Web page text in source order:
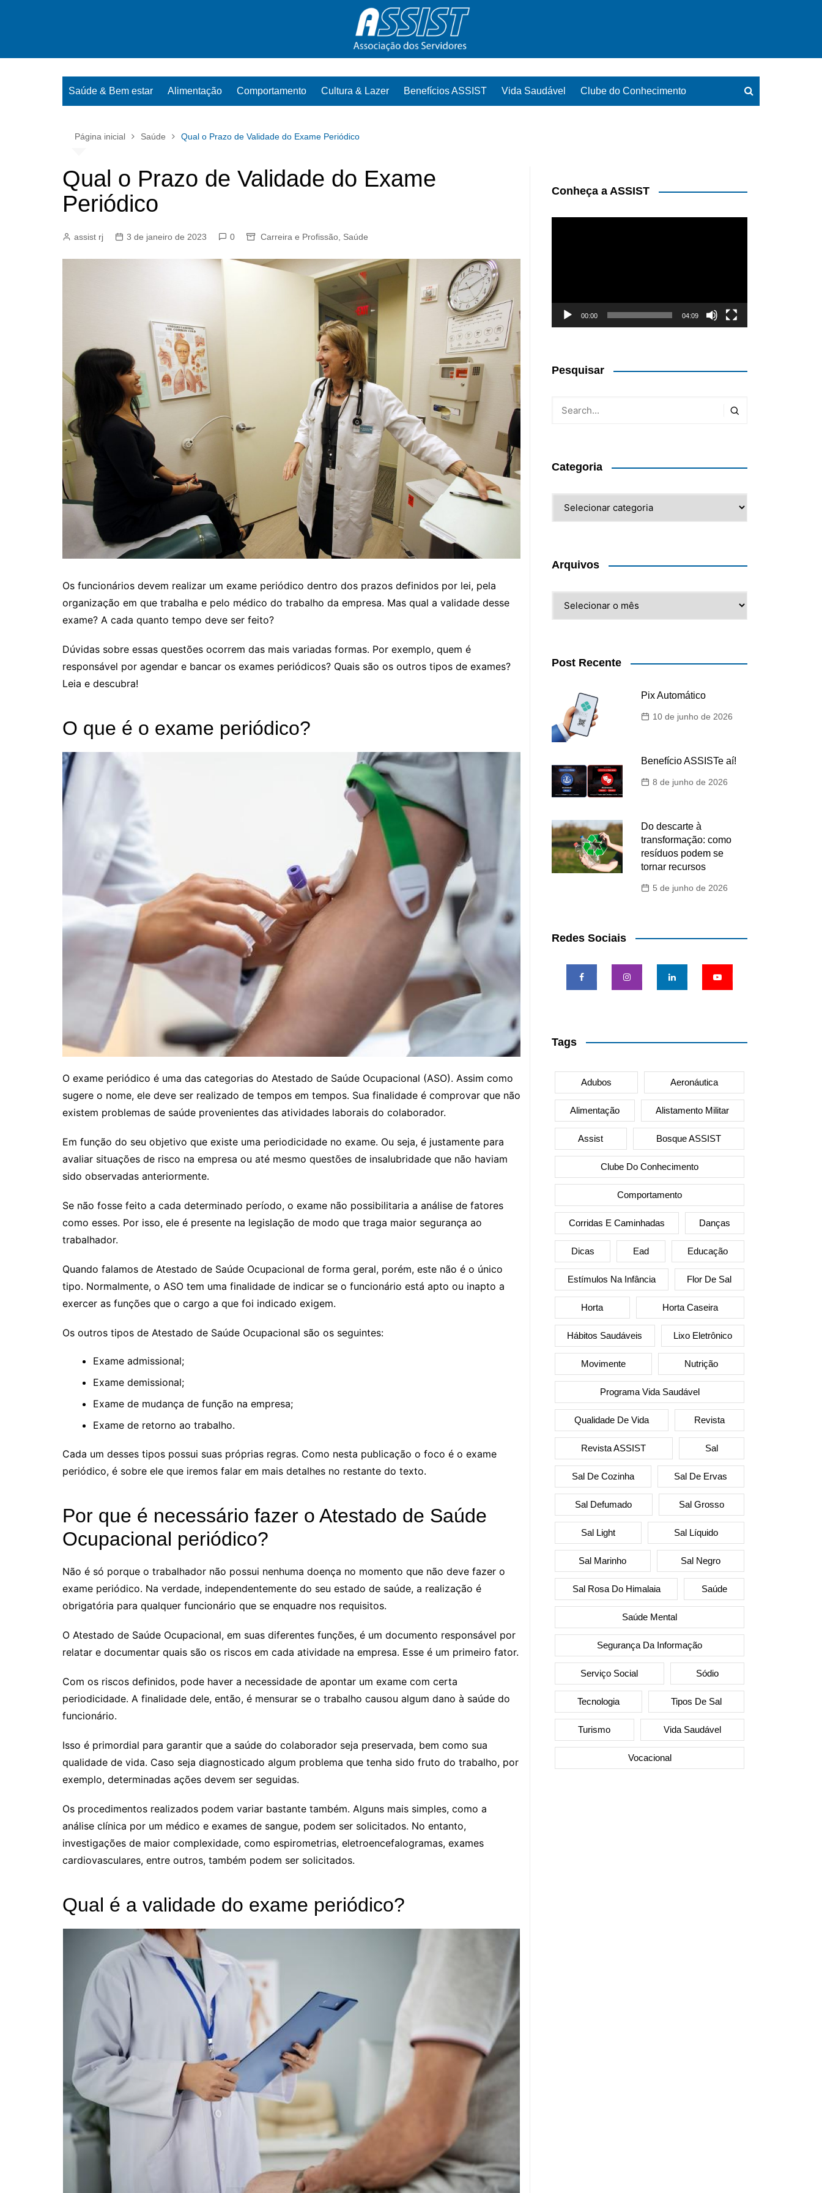
Saúde & Bem estar Alimentação Comportamento Cultura & Lazer Benefícios ASSIST Vida Saudável Clube do Conhecimento
Página inicial Saúde Qual o Prazo de Validade do Exame Periódico
Qual o Prazo de Validade do Exame
Periódico
assist rj 3 de janeiro de 2023 0 Carreira e Profissão Saúde
Os funcionários devem realizar um exame periódico dentro dos prazos definidos por lei, pela
organização em que trabalha e pelo médico do trabalho da empresa. Mas qual a validade desse
exame? A cada quanto tempo deve ser feito?
Dúvidas sobre essas questões ocorrem das mais variadas formas. Por exemplo, quem é
responsável por agendar e bancar os exames periódicos? Quais são os outros tipos de exames?
Leia e descubra!
O que é o exame periódico?
O exame periódico é uma das categorias do Atestado de Saúde Ocupacional (ASO). Assim como
sugere o nome, ele deve ser realizado de tempos em tempos. Sua finalidade é comprovar que não
existem problemas de saúde provenientes das atividades laborais do colaborador.
Em função do seu objetivo que existe uma periodicidade no exame. Ou seja, é justamente para
avaliar situações de risco na empresa ou até mesmo questões de insalubridade que não haviam
sido observadas anteriormente.
Se não fosse feito a cada determinado período, o exame não possibilitaria a análise de fatores
como esses. Por isso, ele é presente na legislação de modo que traga maior segurança ao
trabalhador.
Quando falamos de Atestado de Saúde Ocupacional de forma geral, porém, este não é o único
tipo. Normalmente, o ASO tem uma finalidade de indicar se o funcionário está apto ou inapto a
exercer as funções que o cargo a que foi indicado exigem.
Os outros tipos de Atestado de Saúde Ocupacional são os seguintes:
Exame admissional;
Exame demissional;
Exame de mudança de função na empresa;
Exame de retorno ao trabalho.
Cada um desses tipos possui suas próprias regras. Como nesta publicação o foco é o exame
periódico, é sobre ele que iremos falar em mais detalhes no restante do texto.
Por que é necessário fazer o Atestado de Saúde
Ocupacional periódico?
Não é só porque o trabalhador não possui nenhuma doença no momento que não deve fazer o
exame periódico. Na verdade, independentemente do seu estado de saúde, a realização é
obrigatória para qualquer funcionário que se enquadre nos requisitos.
O Atestado de Saúde Ocupacional, em suas diferentes funções, é um documento responsável por
relatar e documentar quais são os riscos em cada atividade na empresa. Esse é um primeiro fator.
Com os riscos definidos, pode haver a necessidade de apontar um exame com certa
periodicidade. A finalidade dele, então, é mensurar se o trabalho causou algum dano à saúde do
funcionário.
Isso é primordial para garantir que a saúde do colaborador seja preservada, bem como sua
qualidade de vida. Caso seja diagnosticado algum problema que tenha sido fruto do trabalho, por
exemplo, determinadas ações devem ser seguidas.
Os procedimentos realizados podem variar bastante também. Alguns mais simples, como a
análise clínica por um médico e exames de sangue, podem ser solicitados. No entanto,
investigações de maior complexidade, como espirometrias, eletroencefalogramas, exames
cardiovasculares, entre outros, também podem ser solicitados.
Qual é a validade do exame periódico?
Conheça a ASSIST
00:00 04:09
Pesquisar
Categoria
Arquivos
Post Recente
Pix Automático
10 de junho de 2026
Benefício ASSISTe aí!
8 de junho de 2026
Do descarte à
transformação: como
resíduos podem se
tornar recursos
5 de junho de 2026
Redes Sociais
Tags
Adubos Aeronáutica
Alimentação Alistamento Militar
Assist Bosque ASSIST
Clube Do Conhecimento
Comportamento
Corridas E Caminhadas Danças
Dicas Ead Educação
Estímulos Na Infância Flor De Sal
Horta Horta Caseira
Hábitos Saudáveis Lixo Eletrônico
Movimente Nutrição
Programa Vida Saudável
Qualidade De Vida Revista
Revista ASSIST Sal
Sal De Cozinha Sal De Ervas
Sal Defumado Sal Grosso
Sal Light Sal Líquido
Sal Marinho Sal Negro
Sal Rosa Do Himalaia Saúde
Saúde Mental
Segurança Da Informação
Serviço Social Sódio
Tecnologia Tipos De Sal
Turismo Vida Saudável
Vocacional